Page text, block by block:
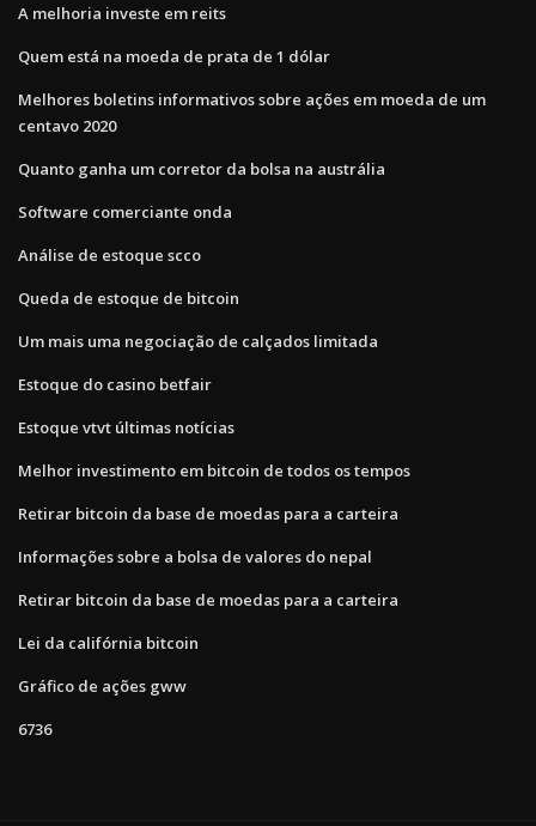
A melhoria investe em reits
Quem está na moeda de prata de 1 dólar
Melhores boletins informativos sobre ações em moeda de um
centavo 2020
Quanto ganha um corretor da bolsa na austrália
Software comerciante onda
Análise de estoque scco
Queda de estoque de bitcoin
Um mais uma negociação de calçados limitada
Estoque do casino betfair
Estoque vtvt últimas notícias
Melhor investimento em bitcoin de todos os tempos
Retirar bitcoin da base de moedas para a carteira
Informações sobre a bolsa de valores do nepal
Retirar bitcoin da base de moedas para a carteira
Lei da califórnia bitcoin
Gráfico de ações gww
6736